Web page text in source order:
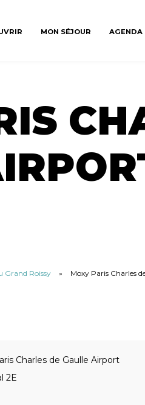
MON SÉJOUR AGENDA
Grand Roissy » Moxy Paris Charles
Charles de Gaulle Airport
2E